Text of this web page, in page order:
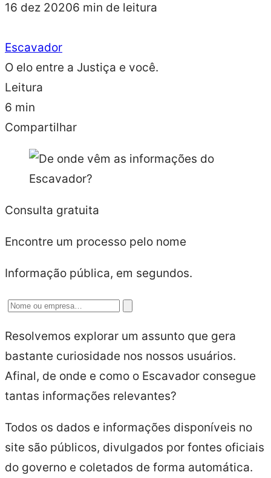
16 dez 20206 min de leitura
Escavador
O elo entre a Justiça e você.
Leitura
6 min
Compartilhar
Consulta gratuita
Encontre um processo pelo nome
Informação pública, em segundos.
Resolvemos explorar um assunto que gera
bastante curiosidade nos nossos usuários.
Afinal, de onde e como o Escavador consegue
tantas informações relevantes?
Todos os dados e informações disponíveis no
site são públicos, divulgados por fontes oficiais
do governo e coletados de forma automática.